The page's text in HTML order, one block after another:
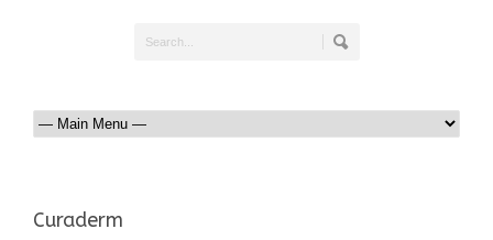
Curaderm